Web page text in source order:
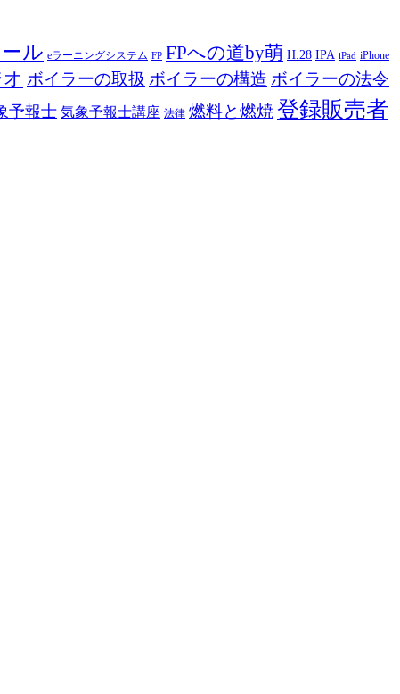
ル eラーニングシステム FP FPへの道by萌 H.28 IPA iPad iPhone
ボイラーの取扱 ボイラーの構造 ボイラーの法令
予報士 気象予報士講座 法律 燃料と燃焼 登録販売者